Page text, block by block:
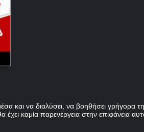
και να διαλύσει, να βοηθήσει γρήγορα
καμία παρενέργεια στην επιφάνεια